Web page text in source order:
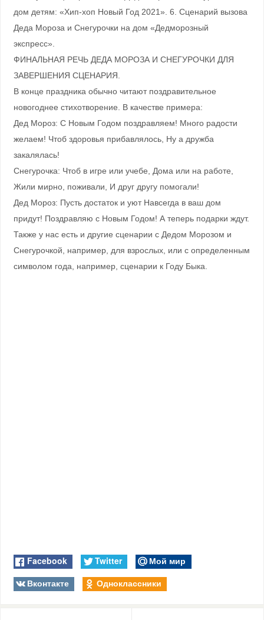
дом детям: «Хип-хоп Новый Год 2021». 6. Сценарий вызова
Деда Мороза и Снегурочки на дом «Дедморозный
экспресс».
ФИНАЛЬНАЯ РЕЧЬ ДЕДА МОРОЗА И СНЕГУРОЧКИ ДЛЯ
ЗАВЕРШЕНИЯ СЦЕНАРИЯ.
В конце праздника обычно читают поздравительное
новогоднее стихотворение. В качестве примера:
Дед Мороз: С Новым Годом поздравляем! Много радости
желаем! Чтоб здоровья прибавлялось, Ну а дружба
закалялась!
Снегурочка: Чтоб в игре или учебе, Дома или на работе,
Жили мирно, поживали, И друг другу помогали!
Дед Мороз: Пусть достаток и уют Навсегда в ваш дом
придут! Поздравляю с Новым Годом! А теперь подарки ждут.
Также у нас есть и другие сценарии с Дедом Морозом и
Снегурочкой, например, для взрослых, или с определенным
символом года, например, сценарии к Году Быка.
Facebook Twitter
Мой мир
Вконтакте
Одноклассники